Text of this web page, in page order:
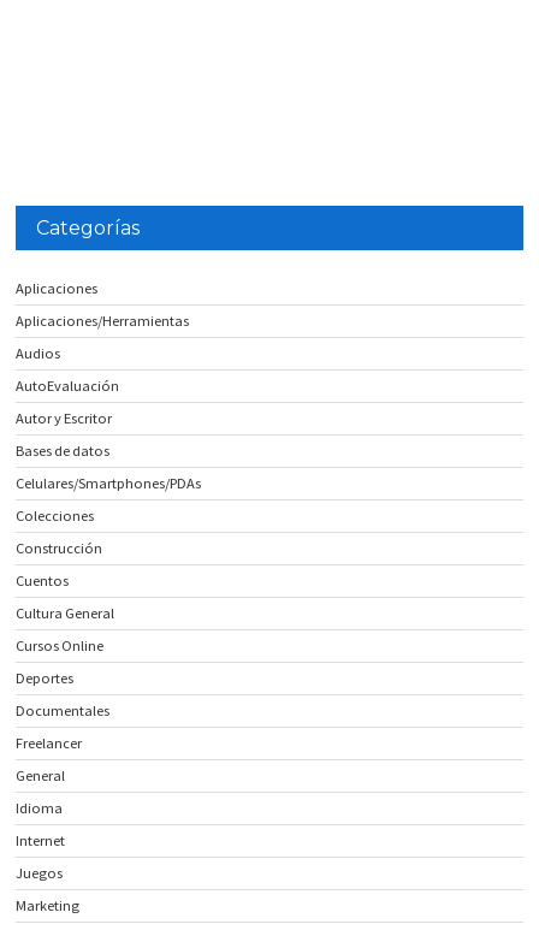
Categorías
Aplicaciones
Aplicaciones/Herramientas
Audios
AutoEvaluación
Autor y Escritor
Bases de datos
Celulares/Smartphones/PDAs
Colecciones
Construcción
Cuentos
Cultura General
Cursos Online
Deportes
Documentales
Freelancer
General
Idioma
Internet
Juegos
Marketing